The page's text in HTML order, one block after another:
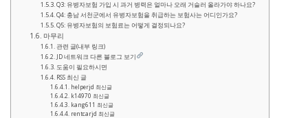
Q3: 유병자보험 가입 시 과거 병력은 얼마나 오래 거슬러 올라가야 하나요?
Q4: 충남 서천군에서 유병자보험을 취급하는 보험사는 어디인가요?
Q5: 유병자보험의 보험료는 어떻게 결정되나요?
마무리
관련 글(내부 링크)
JD 네트워크 다른 블로그 보기
도움이 필요하시면
RSS 최신 글
helperjd 최신글
k14970 최신글
kang611 최신글
rentcarjd 최신글